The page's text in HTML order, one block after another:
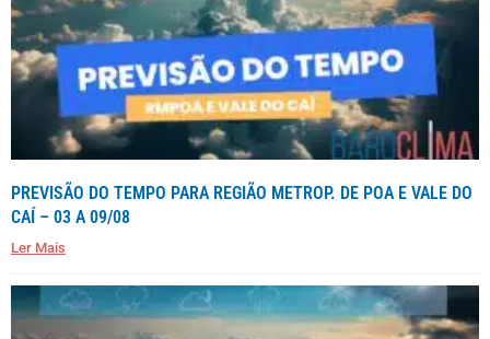
PREVISÃO DO TEMPO PARA REGIÃO METROP. DE POA E VALE DO
CAÍ – 03 A 09/08
Ler Mais